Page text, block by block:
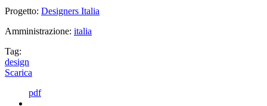
Progetto: Designers Italia
Amministrazione: italia
Tag:
design
Scarica
pdf